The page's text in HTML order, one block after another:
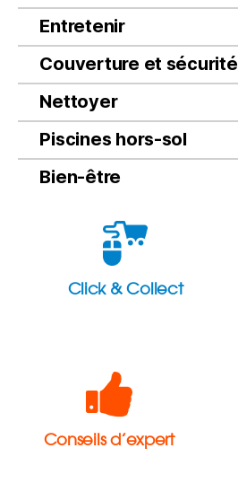
Entretenir
Couverture et sécurité
Nettoyer
Piscines hors-sol
Bien-être
Click & Collect
Conseils d’expert